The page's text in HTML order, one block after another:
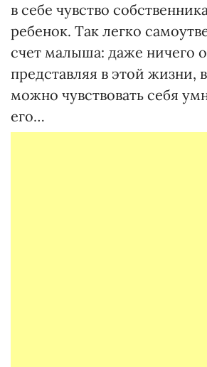
в себе чувство
ребенок. Так легко
счет малыша: даже ничего
представляя в этой жизни,
можно чувствовать себя
его…